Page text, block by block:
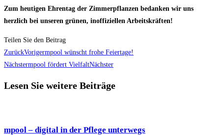
Zum heutigen Ehrentag der Zimmerpflanzen bedanken wir uns
herzlich bei unseren grünen, inoffiziellen Arbeitskräften!
Teilen Sie den Beitrag
ZurückVorigermpool wünscht frohe Feiertage!
Nächstermpool fördert VielfaltNächster
Lesen Sie weitere Beiträge
mpool – digital in der Pflege unterwegs